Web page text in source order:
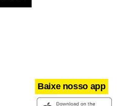
Baixe nosso app